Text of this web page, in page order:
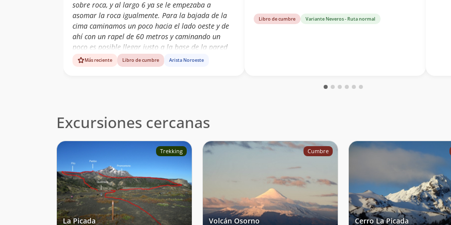
Alcalde
05/09/16
León Vial Diaz
19/09/15
Jose Miguel Calvo
Anton Felmer
Valdivielso
Marcelo Camus
Victor Antonio
Fernando Millar
19/09/08
Geyson Millar
Marco Poblete
12/09/08
Nicolás Palma
Meyer
sobre roca, y al largo 6 ya se le empezaba a
asomar la roca igualmente. Para la bajada de la
cima caminamos un poco hacia el lado oeste y de
ahí con un rapel de 60 metros y caminando un
poco es posible llegar justo a la base de la pared
de coliflores en donde termina el largo 5.
Más reciente Libro de cumbre Arista Noroeste
Libro de cumbre Variante Neveros - Ruta normal
Excursiones cercanas
Trekking
La Picada
Cumbre
Volcán Osorno Cerro La Picada